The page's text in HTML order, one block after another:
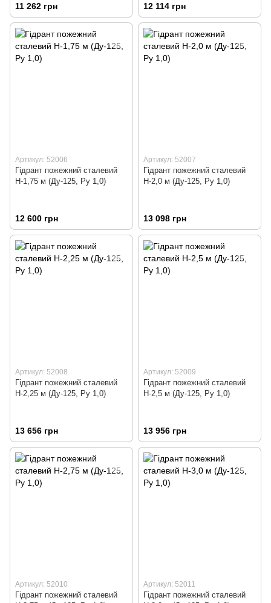
11 262 грн 12 114 грн
Артикул: 52006
Гідрант пожежний сталевий
Н-1,75 м (Ду-125, Ру 1,0)
12 600 грн
Артикул: 52007
Гідрант пожежний сталевий
Н-2,0 м (Ду-125, Ру 1,0)
13 098 грн
Артикул: 52008
Гідрант пожежний сталевий
Н-2,25 м (Ду-125, Ру 1,0)
13 656 грн
Артикул: 52009
Гідрант пожежний сталевий
Н-2,5 м (Ду-125, Ру 1,0)
13 956 грн
Артикул: 52010
Гідрант пожежний сталевий
Артикул: 52011
Гідрант пожежний сталевий